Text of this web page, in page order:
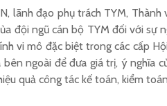
lãnh đạo phụ trách TYM,
đội ngũ cán bộ TYM đối với
vi mô đặc biệt trong các cấp
ngoài để đưa giá trị, ý nghĩa
quả công tác kế toán, kiểm